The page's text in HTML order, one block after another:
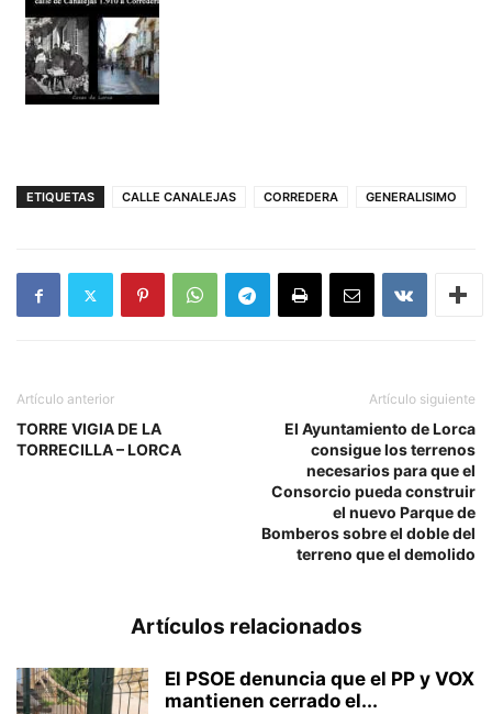
ETIQUETAS CALLE CANALEJAS CORREDERA GENERALISIMO
Artículo anterior
TORRE VIGIA DE LA
TORRECILLA – LORCA
Artículo siguiente
El Ayuntamiento de Lorca
consigue los terrenos
necesarios para que el
Consorcio pueda construir
el nuevo Parque de
Bomberos sobre el doble del
terreno que el demolido
Artículos relacionados
El PSOE denuncia que el PP y VOX
mantienen cerrado el...